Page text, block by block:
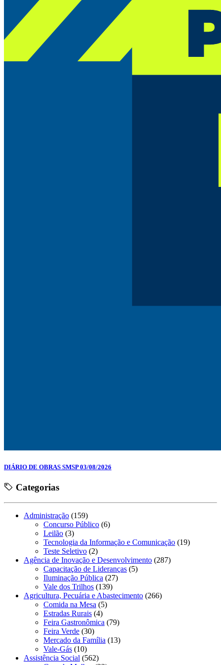
DIÁRIO DE OBRAS SMSP 03/08/2026
Categorias
Administração (159)
Concurso Público (6)
Leilão (3)
Tecnologia da Informação e Comunicação (19)
Teste Seletivo (2)
Agência de Inovação e Desenvolvimento (287)
Capacitação de Lideranças (5)
Iluminação Pública (27)
Vale dos Trilhos (139)
Agricultura, Pecuária e Abastecimento (266)
Comida na Mesa (5)
Estradas Rurais (4)
Feira Gastronômica (79)
Feira Verde (30)
Mercado da Família (13)
Vale-Gás (10)
Assistência Social (562)